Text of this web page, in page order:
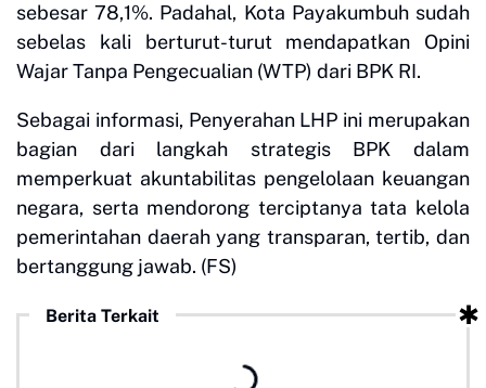
sebesar 78,1%. Padahal, Kota Payakumbuh sudah
sebelas kali berturut-turut mendapatkan Opini
Wajar Tanpa Pengecualian (WTP) dari BPK RI.
Sebagai informasi, Penyerahan LHP ini merupakan
bagian dari langkah strategis BPK dalam
memperkuat akuntabilitas pengelolaan keuangan
negara, serta mendorong terciptanya tata kelola
pemerintahan daerah yang transparan, tertib, dan
bertanggung jawab. (FS)
Berita Terkait